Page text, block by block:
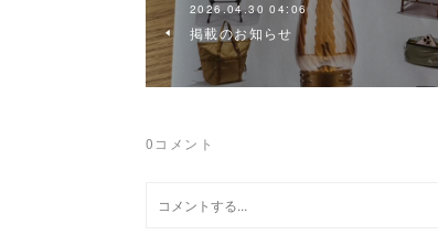
2026.04.30 04:06
掲載のお知らせ
0 コメント